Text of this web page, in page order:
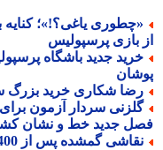
یاغی؟!»؛ کنایه
بازی پرسپولیس
جدید باشگاه
شکاری خرید بزرگ
سردار آزمون برای
جدید خط و نشان کشید
گمشده پس از 400 سال دوباره خبرساز شد!